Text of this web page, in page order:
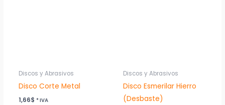
Discos y Abrasivos
Disco Corte Metal
1,66$ * IVA
Discos y Abrasivos
Disco Esmerilar Hierro
(Desbaste)